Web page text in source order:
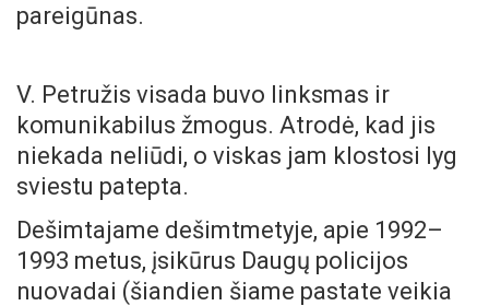
pareigūnas.
V. Petružis visada buvo linksmas ir
komunikabilus žmogus. Atrodė, kad jis
niekada neliūdi, o viskas jam klostosi lyg
sviestu patepta.
Dešimtajame dešimtmetyje, apie 1992–
1993 metus, įsikūrus Daugų policijos
nuovadai (šiandien šiame pastate veikia